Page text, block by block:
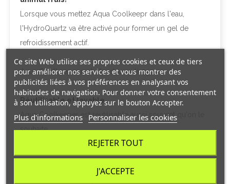
Lorsque vous mettez Aqua Coolkeepr dans l'eau,
l'HydroQuartz va être activé pour former un gel de
refroidissement actif.
Aqua Coolkeeper reste froid jusqu'à 5 jours.
Réutilisable et lavable
Aqua Coolkeeper est réutilisable aussi souvent qu'on le
souhaite.
Ce site Web utilise ses propres cookies et ceux de tiers
pour améliorer nos services et vous montrer des
publicités liées à vos préférences en analysant vos
habitudes de navigation. Pour donner votre consentement
à son utilisation, appuyez sur le bouton Accepter.
Plus d'informations Personnaliser les cookies
REJETER TOUT
J'ACCEPTE